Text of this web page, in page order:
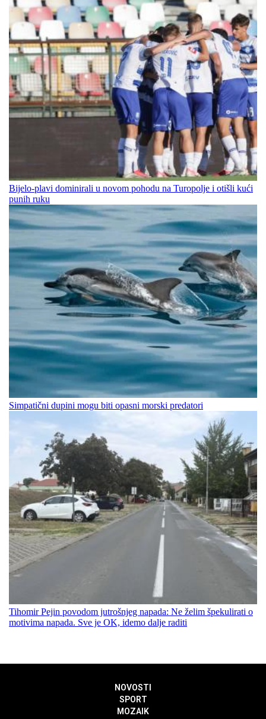
Bijelo-plavi dominirali u novom pohodu na Turopolje i otišli kući
punih ruku
Simpatični dupini mogu biti opasni morski predatori
Tihomir Pejin povodom jutrošnjeg napada: Ne želim špekulirati o
motivima napada. Sve je OK, idemo dalje raditi
NOVOSTI
SPORT
MOZAIK